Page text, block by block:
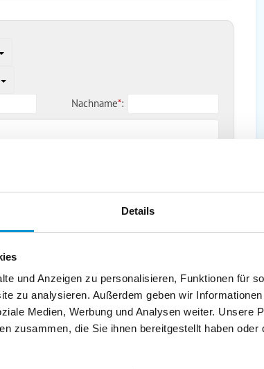
Details
und Anzeigen zu personalisieren, Funktionen für
zu analysieren. Außerdem geben wir
Medien, Werbung und Analysen weiter. Unsere
zusammen, die Sie ihnen bereitgestellt haben
Nachname*:
Telefax: